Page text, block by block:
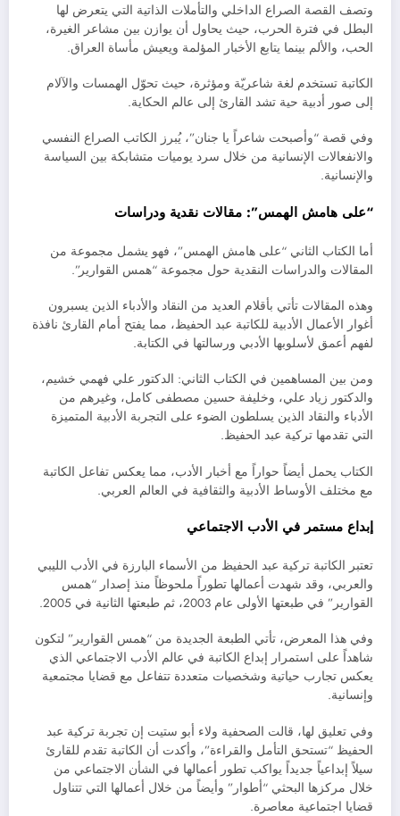
وتصف القصة الصراع الداخلي والتأملات الذاتية التي يتعرض لها
البطل في فترة الحرب، حيث يحاول أن يوازن بين مشاعر الغيرة،
الحب، والألم بينما يتابع الأخبار المؤلمة ويعيش مأساة العراق.
الكاتبة تستخدم لغة شاعريّة ومؤثرة، حيث تحوّل الهمسات والآلام
إلى صور أدبية حية تشد القارئ إلى عالم الحكاية.
وفي قصة “وأصبحت شاعراً يا جنان”، يُبرز الكاتب الصراع النفسي
والانفعالات الإنسانية من خلال سرد يوميات متشابكة بين السياسة
والإنسانية.
“على هامش الهمس”: مقالات نقدية ودراسات
أما الكتاب الثاني “على هامش الهمس”، فهو يشمل مجموعة من
المقالات والدراسات النقدية حول مجموعة “همس القوارير”.
وهذه المقالات تأتي بأقلام العديد من النقاد والأدباء الذين يسبرون
أغوار الأعمال الأدبية للكاتبة عبد الحفيظ، مما يفتح أمام القارئ نافذة
لفهم أعمق لأسلوبها الأدبي ورسالتها في الكتابة.
ومن بين المساهمين في الكتاب الثاني: الدكتور علي فهمي خشيم،
والدكتور زياد علي، وخليفة حسين مصطفى كامل، وغيرهم من
الأدباء والنقاد الذين يسلطون الضوء على التجربة الأدبية المتميزة
التي تقدمها تركية عبد الحفيظ.
الكتاب يحمل أيضاً حواراً مع أخبار الأدب، مما يعكس تفاعل الكاتبة
مع مختلف الأوساط الأدبية والثقافية في العالم العربي.
إبداع مستمر في الأدب الاجتماعي
تعتبر الكاتبة تركية عبد الحفيظ من الأسماء البارزة في الأدب الليبي
والعربي، وقد شهدت أعمالها تطوراً ملحوظاً منذ إصدار “همس
القوارير” في طبعتها الأولى عام 2003، ثم طبعتها الثانية في 2005.
وفي هذا المعرض، تأتي الطبعة الجديدة من “همس القوارير” لتكون
شاهداً على استمرار إبداع الكاتبة في عالم الأدب الاجتماعي الذي
يعكس تجارب حياتية وشخصيات متعددة تتفاعل مع قضايا مجتمعية
وإنسانية.
وفي تعليق لها، قالت الصحفية ولاء أبو ستيت إن تجربة تركية عبد
الحفيظ “تستحق التأمل والقراءة”، وأكدت أن الكاتبة تقدم للقارئ
سيلاً إبداعياً جديداً يواكب تطور أعمالها في الشأن الاجتماعي من
خلال مركزها البحثي “أطوار” وأيضاً من خلال أعمالها التي تتناول
قضايا اجتماعية معاصرة.